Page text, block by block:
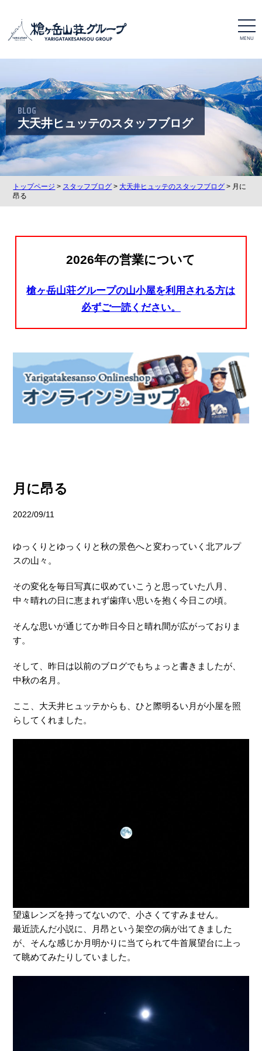
t
o
g
l
n
a
v
g
a
o
n
BLOG
大天井ヒュッテのスタッフブログ
トップページ > スタッフブログ > 大天井ヒュッテのスタッフブログ > 月に
昂る
2026年の営業について
槍ヶ岳山荘グループの山小屋を利用される方は
必ずご一読ください。
月に昂る
2022/09/11
ゆっくりとゆっくりと秋の景色へと変わっていく北アルプ
スの山々。
その変化を毎日写真に収めていこうと思っていた八月、
中々晴れの日に恵まれず歯痒い思いを抱く今日この頃。
そんな思いが通じてか昨日今日と晴れ間が広がっておりま
す。
そして、昨日は以前のブログでもちょっと書きましたが、
中秋の名月。
ここ、大天井ヒュッテからも、ひと際明るい月が小屋を照
らしてくれました。
望遠レンズを持ってないので、小さくてすみません。
最近読んだ小説に、月昂という架空の病が出てきました
が、そんな感じか月明かりに当てられて牛首展望台に上っ
て眺めてみたりしていました。